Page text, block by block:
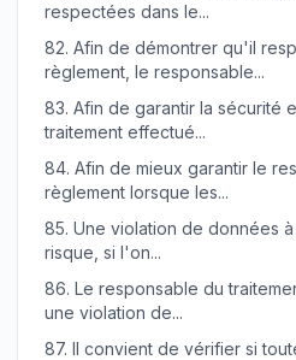
respectées dans le...
82. Afin de démontrer qu'il
règlement, le responsable...
83. Afin de garantir la sécurité
traitement effectué...
84. Afin de mieux garantir le
règlement lorsque les...
85. Une violation de données
risque, si l'on...
86. Le responsable du
une violation de...
87. Il convient de vérifier si